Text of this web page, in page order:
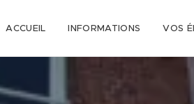
ACCUEIL INFORMATIONS VOS